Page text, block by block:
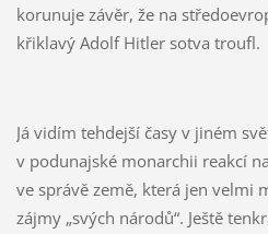
korunuje závěr, že na
křiklavý Adolf Hitler sotva troufl.
Já vidím tehdejší časy v jiném
v podunajské monarchii reakcí
ve správě země, která jen velmi
zájmy „svých národů“. Ještě